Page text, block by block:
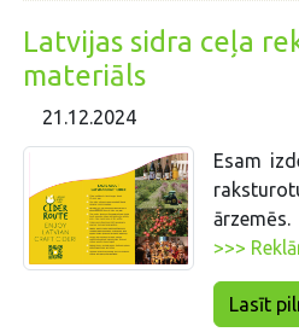
Latvijas sidra ceļa
materiāls
21.12.2024
Esam
ārzemēs.
>>>
Lasīt